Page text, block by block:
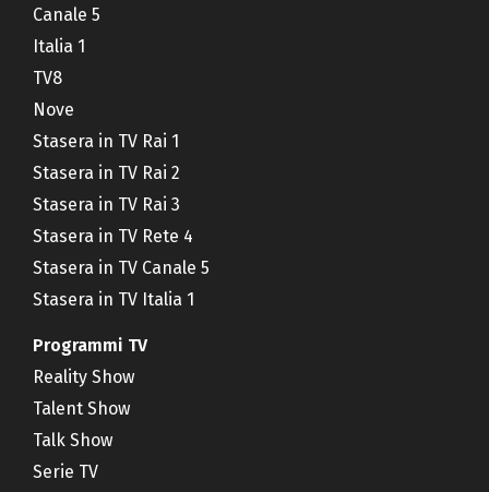
Canale 5
Italia 1
TV8
Nove
Stasera in TV Rai 1
Stasera in TV Rai 2
Stasera in TV Rai 3
Stasera in TV Rete 4
Stasera in TV Canale 5
Stasera in TV Italia 1
Programmi TV
Reality Show
Talent Show
Talk Show
Serie TV